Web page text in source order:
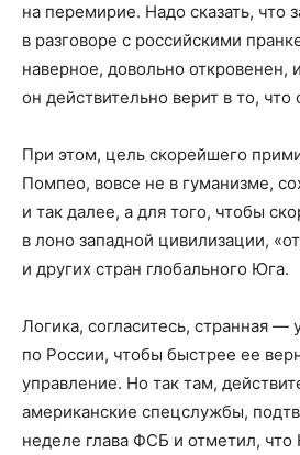
на перемирие. Надо сказать, что
в разговоре с российскими
наверное, довольно откровенен,
он действительно верит в то, что
При этом, цель скорейшего
Помпео, вовсе не в гуманизме,
и так далее, а для того, чтобы
в лоно западной цивилизации,
и других стран глобального Юга.
Логика, согласитесь, странная —
по России, чтобы быстрее ее
управление. Но так там,
американские спецслужбы,
неделе глава ФСБ и отметил,